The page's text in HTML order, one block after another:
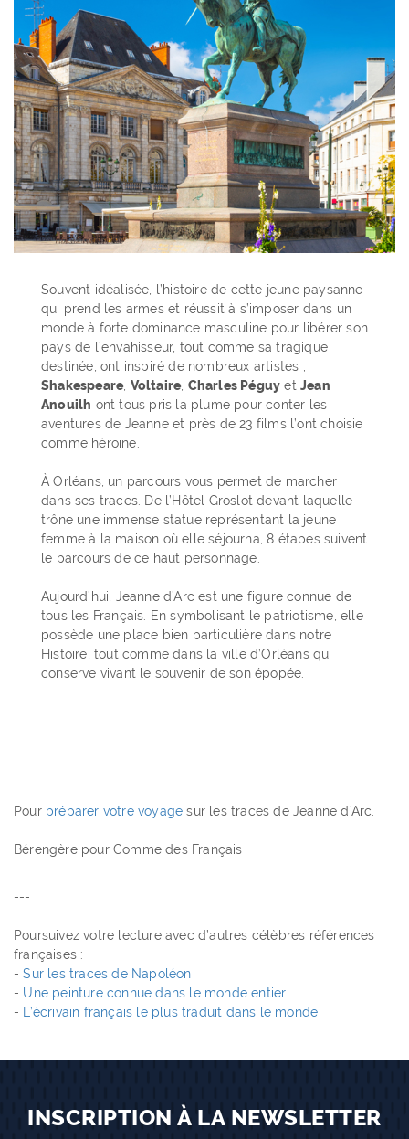
Souvent idéalisée, l’histoire de cette jeune paysanne
qui prend les armes et réussit à s’imposer dans un
monde à forte dominance masculine pour libérer son
pays de l’envahisseur, tout comme sa tragique
destinée, ont inspiré de nombreux artistes ;
Shakespeare, Voltaire, Charles Péguy etJean
Anouilh ont tous pris la plume pour conter les
aventures de Jeanne et près de 23 films l’ont choisie
comme héroïne.
À Orléans, un parcours vous permet de marcher
dans ses traces. De l’Hôtel Groslot devant laquelle
trône une immense statue représentant la jeune
femme à la maison où elle séjourna, 8 étapes suivent
le parcours de ce haut personnage.
Aujourd’hui, Jeanne d’Arc est une figure connue de
tous les Français. En symbolisant le patriotisme, elle
possède une place bien particulière dans notre
Histoire, tout comme dans la ville d’Orléans qui
conserve vivant le souvenir de son épopée.
Pour préparer votre voyage sur les traces de Jeanne d’Arc.
Bérengère pour Comme des Français
---
Poursuivez votre lecture avec d’autres célèbres références
françaises :
-Sur les traces de Napoléon
- Une peinture connue dans le monde entier
-
L’écrivain français le plus traduit dans le monde
INSCRIPTION À LA NEWSLETTER